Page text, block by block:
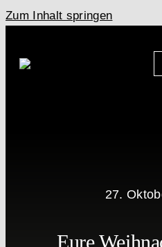
Zum Inhalt springen
27.
Eure